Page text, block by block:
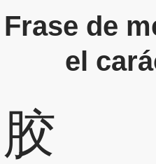
Frase de
el
胶